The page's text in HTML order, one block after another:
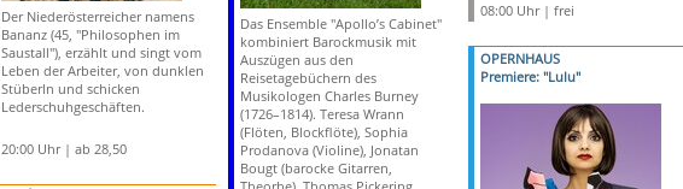
Der Niederösterreicher namens
Bananz (45, "Philosophen im
Saustall"), erzählt und singt vom
Leben der Arbeiter, von dunklen
Stüberln und schicken
Lederschuhgeschäften.
20:00 Uhr | ab 28,50
Das Ensemble "Apollo’s Cabinet"
kombiniert Barockmusik mit
Auszügen aus den
Reisetagebüchern des
Musikologen Charles Burney
(1726–1814). Teresa Wrann
(Flöten, Blockflöte), Sophia
Prodanova (Violine), Jonatan
Bougt (barocke Gitarren,
08:00 Uhr | frei
OPERNHAUS
Premiere: "Lulu"